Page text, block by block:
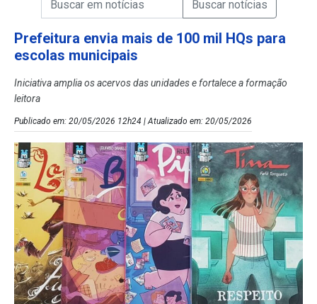
Prefeitura envia mais de 100 mil HQs para
escolas municipais
Iniciativa amplia os acervos das unidades e fortalece a formação
leitora
Publicado em: 20/05/2026 12h24 | Atualizado em: 20/05/2026